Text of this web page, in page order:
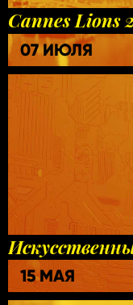
Cannes Lions
07 ИЮЛЯ
15 МАЯ